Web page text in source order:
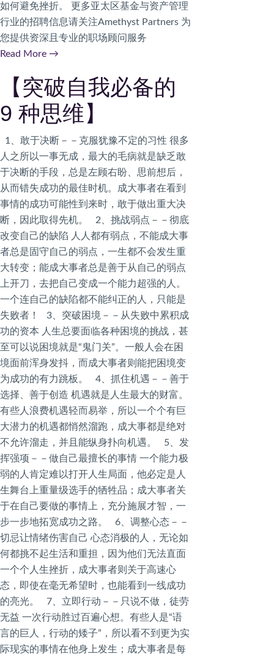
如何避免挫折。 更多亚太区基金与资产管理
行业的招聘信息请关注Amethyst Partners 为
您提供资深且专业的职场顾问服务
Read More →
【突破自我必备的
9 种思维】
1、敢于决断－－克服犹豫不定的习性 很多
人之所以一事无成，最大的毛病就是缺乏敢
于决断的手段，总是左顾右盼、思前想后，
从而错失成功的最佳时机。成大事者在看到
事情的成功可能性到来时，敢于做出重大决
断，因此取得先机。 2、挑战弱点－－彻底
改变自己的缺陷 人人都有弱点，不能成大事
者总是固守自己的弱点，一生都不会发生重
大转变；能成大事者总是善于从自己的弱点
上开刀，去把自己变成一个能力超强的人。
一个连自己的缺陷都不能纠正的人，只能是
失败者！ 3、突破困境－－从失败中累积成
功的资本 人生总要面临各种困境的挑战，甚
至可以说困境就是“鬼门关”。一般人会在困
境面前浑身发抖，而成大事者则能把困境变
为成功的有力跳板。 4、抓住机遇－－善于
选择、善于创造 机遇就是人生最大的财富。
有些人浪费机遇轻而易举，所以一个个有巨
大潜力的机遇都悄然溜跑，成大事都是绝对
不允许溜走，并且能纵身扑向机遇。 5、发
挥强项－－做自己最擅长的事情 一个能力极
弱的人肯定难以打开人生局面，他必定是人
生舞台上重量级选手的牺牲品；成大事者关
于在自己要做的事情上，充分施展才智，一
步一步地拓宽成功之路。 6、调整心态－－
切忌让情绪伤害自己 心态消极的人，无论如
何都挑不起生活和重担，因为他们无法直面
一个个人生挫折，成大事者则关于高速心
态，即使在毫无希望时，也能看到一线成功
的亮光。 7、立即行动－－只说不做，徒劳
无益 一次行动胜过百遍心想。有些人是“语
言的巨人，行动的矮子”，所以看不到更为实
际现实的事情在他身上发生；成大事者是每